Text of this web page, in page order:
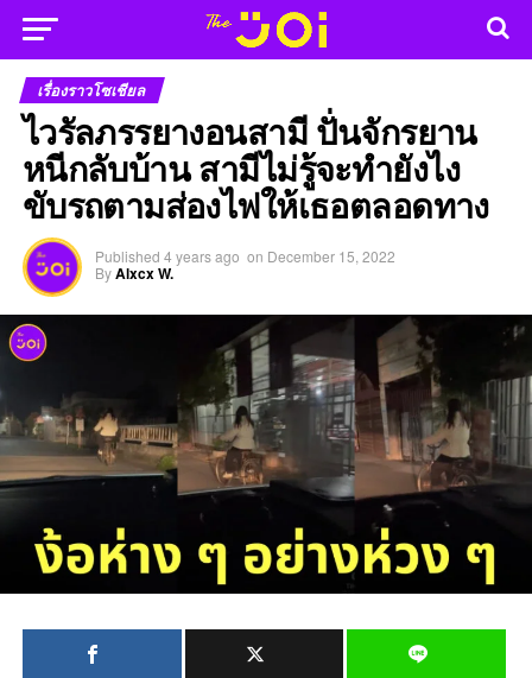
เรื่องราวโซเชียล
ไวรัลภรรยางอนสามี ปั่นจักรยาน
หนีกลับบ้าน สามีไม่รู้จะทำยังไง
ขับรถตามส่องไฟให้เธอตลอดทาง
Published 4 years ago on December 15, 2022
ByAlxcx W.